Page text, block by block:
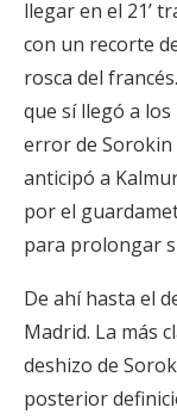
llegar en el 21’
con un recorte
rosca del
que sí llegó a
error de Sorokin
anticipó a
por el
para prolongar
De ahí hasta el
Madrid. La más
deshizo de
posterior